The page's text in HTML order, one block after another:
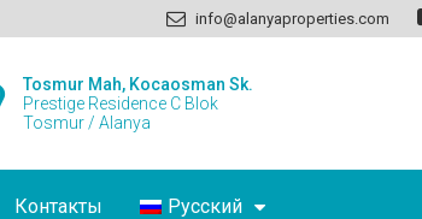
info@alanyaproperties.com
Tosmur Mah, Kocaosman Sk.
Prestige Residence C Blok
Tosmur / Alanya
Контакты Русский